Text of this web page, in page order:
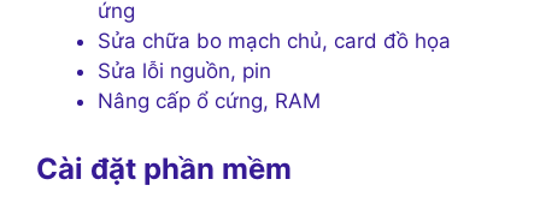
ứng
Sửa chữa bo mạch chủ, card đồ họa
Sửa lỗi nguồn, pin
Nâng cấp ổ cứng, RAM
Cài đặt phần mềm